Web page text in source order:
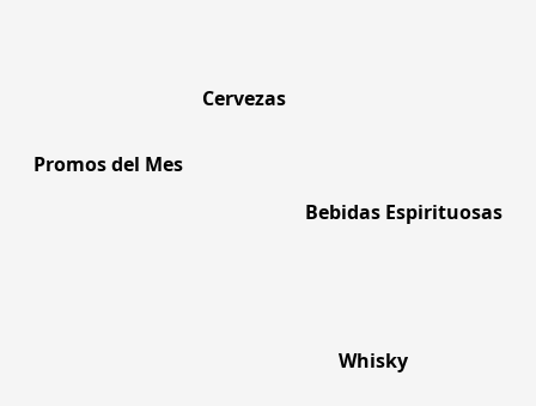
Promos del Mes
Cervezas
Bebidas Espirituosas
Whisky